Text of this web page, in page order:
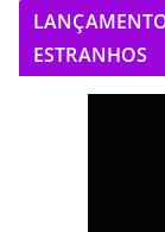
ESTRANHOS